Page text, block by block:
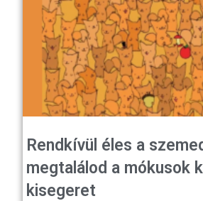
Rendkívül éles a
megtalálod a mókusok
kisegeret